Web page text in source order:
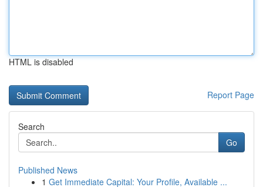
HTML is disabled
Report Page
Search
Go
Published News
1 Get Immediate Capital: Your Profile, Available ...